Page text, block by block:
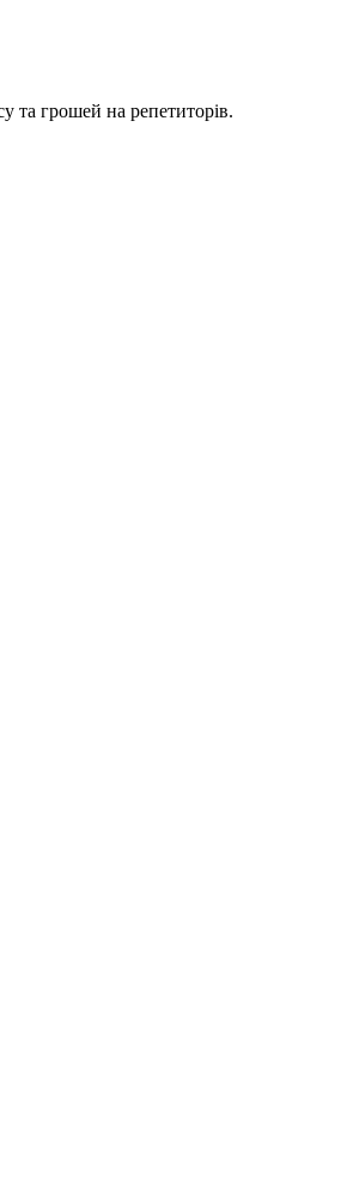
та грошей на репетиторів.